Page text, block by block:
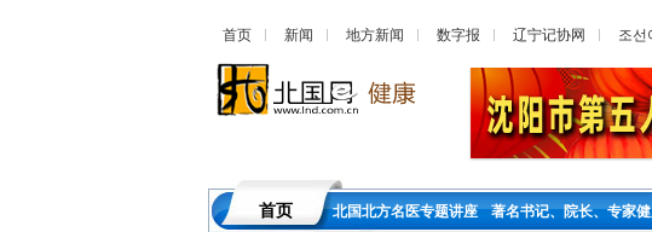
首页 新闻 地方新闻 数字报 辽宁记协网 조선
首页 北国北方名医专题讲座 著名书记、院长、专家